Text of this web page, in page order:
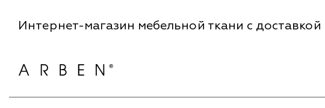
Интернет-магазин мебельной ткани с доставкой